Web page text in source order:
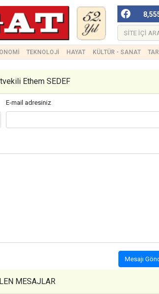
TEKNOLOJİ HAYAT KÜLTÜR - SANAT
Ethem SEDEF
E-mail adresiniz
Mesajı
MESAJLAR